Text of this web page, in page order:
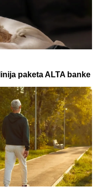
paketa ALTA banke